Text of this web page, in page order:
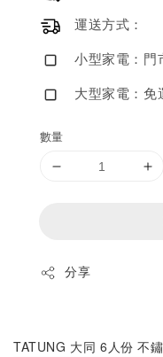
運送方式：
小型家電：門
大型家電：免
數量
分享
TATUNG 大同 6人份 不